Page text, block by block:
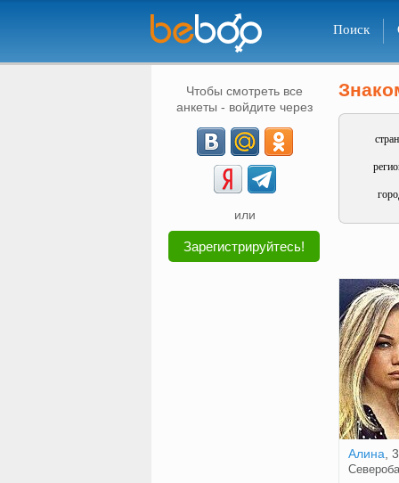
Поиск
Чтобы смотреть все
анкеты - войдите через
или
Зарегистрируйтесь!
Алина ,